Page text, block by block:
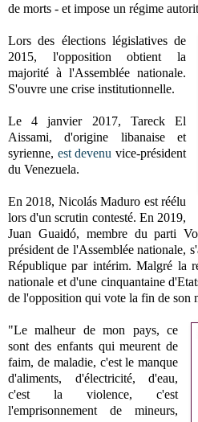
de morts - et impose un régime
Lors des élections législatives de
2015, l'opposition obtient la
majorité à l'Assemblée nationale.
S'ouvre une crise institutionnelle.
Le 4 janvier 2017, Tareck El
Aissami, d'origine libanaise et
syrienne, est devenu vice-président
du Venezuela.
En 2018, Nicolás Maduro est réélu
lors d'un scrutin contesté. En 2019,
Juan Guaidó, membre du parti
président de l'Assemblée nationale,
République par intérim. Malgré la
nationale et d'une cinquantaine
de l'opposition qui vote la fin de son
"Le malheur de mon pays, ce
sont des enfants qui meurent de
faim, de maladie, c'est le manque
d'aliments, d'électricité, d'eau,
c'est la violence, c'est
l'emprisonnement de mineurs,